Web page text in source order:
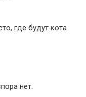
где будут кота
нет.